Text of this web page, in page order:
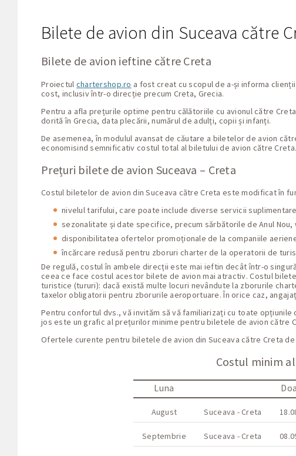
Bilete de avion din Suceava către
Bilete de avion ieftine către Creta
Proiectul chartershop.ro a fost creat cu scopul de a-și informa
cost, inclusiv într-o direcție precum Creta, Grecia.
Pentru a afla prețurile optime pentru călătoriile cu avionul către
dorită în Grecia, data plecării, numărul de adulți, copii și infanți.
De asemenea, în modulul avansat de căutare a biletelor de avion
economisind semnificativ costul total al biletului de avion către Creta.
Prețuri bilete de avion Suceava – Creta
Costul biletelor de avion din Suceava către Creta este modificat în
nivelul tarifului, care poate include diverse servicii
sezonalitate și date specifice, precum sărbătorile de Anul
disponibilitatea ofertelor promoționale de la companiile
încărcare redusă pentru zboruri charter de la operatorii de
De regulă, costul în ambele direcții este mai ieftin decât într-o
ceea ce face costul acestor bilete de avion mai atractiv. Costul
turistice (tururi): dacă există multe locuri nevândute la zborurile
taxelor obligatorii pentru zborurile aeroportuare. În orice caz,
Pentru confortul dvs., vă invităm să vă familiarizați cu toate
jos este un grafic al prețurilor minime pentru biletele de avion către
Ofertele curente pentru biletele de avion din Suceava către Creta
Costul minim
Luna
August Suceava - Creta
Septembrie Suceava - Creta